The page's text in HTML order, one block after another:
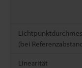
(bei
Linearität